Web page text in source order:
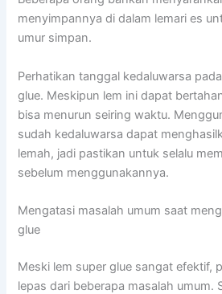
menyimpannya di dalam lemari es
umur simpan.
Perhatikan tanggal kedaluwarsa
glue. Meskipun lem ini dapat
bisa menurun seiring waktu.
sudah kedaluwarsa dapat
lemah, jadi pastikan untuk selalu
sebelum menggunakannya.
Mengatasi masalah umum saat
glue
Meski lem super glue sangat efektif,
lepas dari beberapa masalah umum.